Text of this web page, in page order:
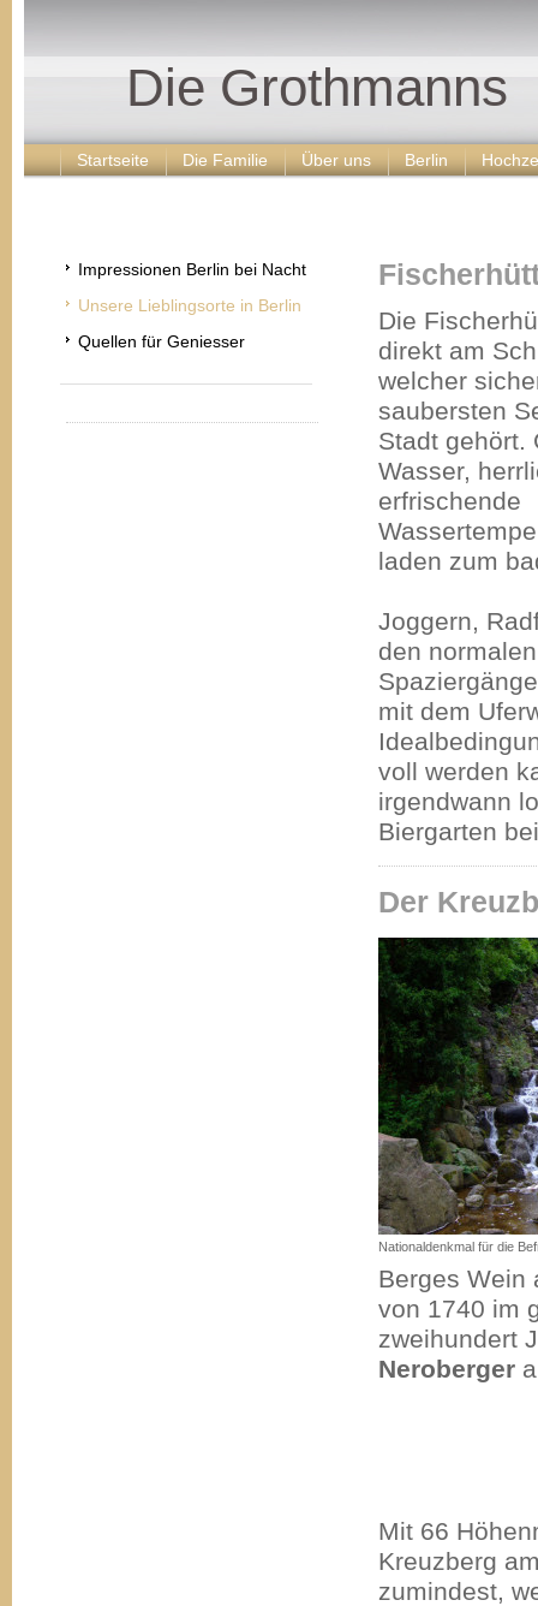
Die Grothmanns
Startseite Die Familie Über uns Berlin
Impressionen Berlin bei Nacht
Unsere Lieblingsorte in Berlin
Quellen für Geniesser
Die
direkt am
welcher
saubersten
Stadt gehört.
Wasser,
erfrischende
laden zum
Joggern,
den normalen
mit dem
voll werden
irgendwann
Biergarten
Der
Nationaldenkmal für die
Berges Wein
von 1740 im
zweihundert
Neroberger
Mit 66
Kreuzberg
zumindest,